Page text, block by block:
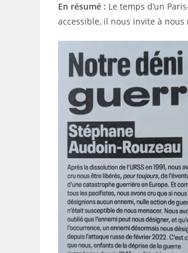
En résumé : Le temps d’un
accessible, il nous invite à